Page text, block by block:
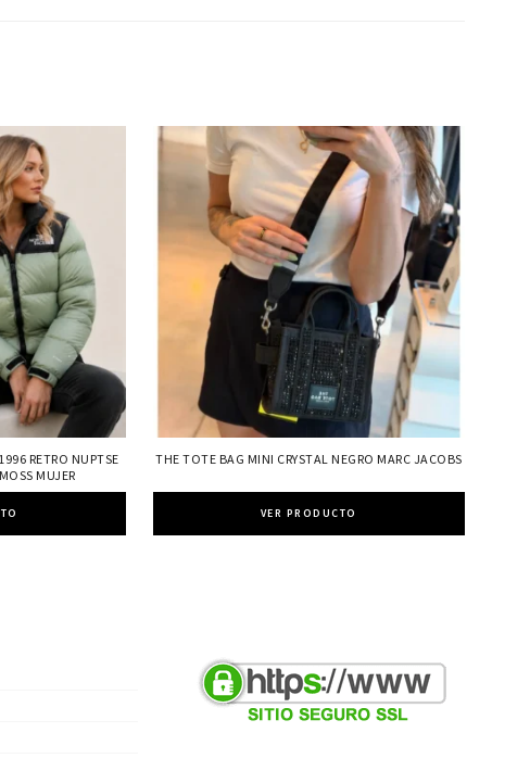
RETRO NUPTSE
MUJER
THE TOTE BAG MINI CRYSTAL NEGRO MARC JACOBS
VER PRODUCTO